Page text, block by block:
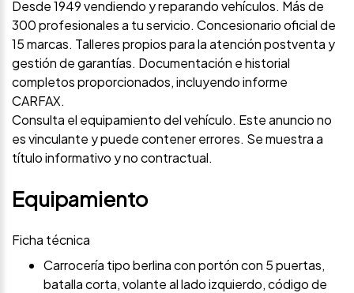
Desde 1949 vendiendo y reparando vehículos. Más de
300 profesionales a tu servicio. Concesionario oficial de
15 marcas. Talleres propios para la atención postventa y
gestión de garantías. Documentación e historial
completos proporcionados, incluyendo informe
CARFAX.
Consulta el equipamiento del vehículo. Este anuncio no
es vinculante y puede contener errores. Se muestra a
título informativo y no contractual.
Equipamiento
Ficha técnica
Carrocería tipo berlina con portón con 5 puertas,
batalla corta, volante al lado izquierdo, código de